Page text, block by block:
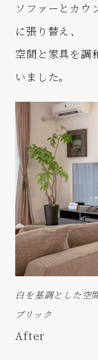
ソファーとカウ
に張り替え、
空間と家具を調
いました。
白を基調とした空
ブリック
After